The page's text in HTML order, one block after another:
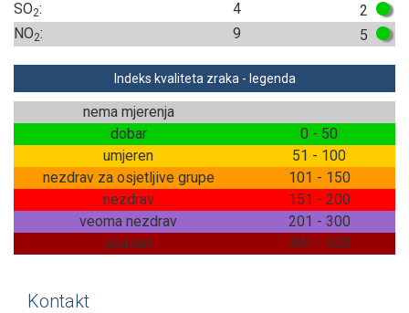
SO2: 4
2
NO2: 9 5
Indeks kvaliteta zraka - legenda
nema mjerenja
dobar
0 - 50
umjeren
51 - 100
nezdrav za osjetljive grupe
101 - 150
nezdrav
151 - 200
veoma nezdrav
201 - 300
opasan
301 - 500
Kontakt